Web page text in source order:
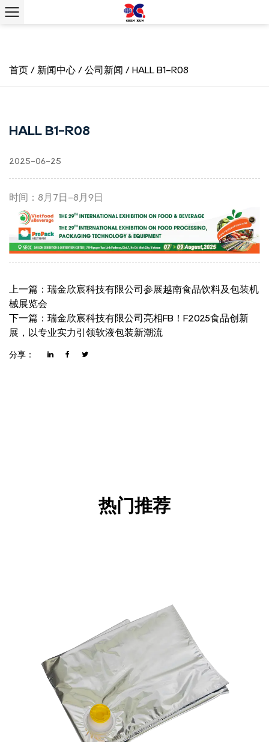
首页 / 新闻中心 / 公司新闻 / HALL B1-R08
HALL B1-R08
2025-06-25
时间：8月7日-8月9日
上一篇：瑞金欣宸科技有限公司参展越南食品饮料及包装机
械展览会
下一篇：瑞金欣宸科技有限公司亮相FB！F2025食品创新
展，以专业实力引领软液包装新潮流
分享：
热门推荐